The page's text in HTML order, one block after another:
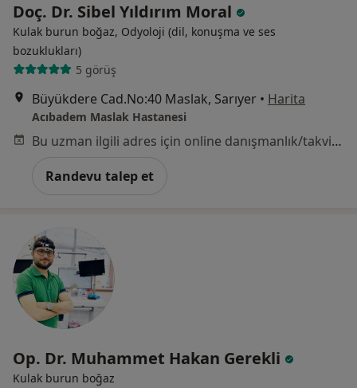
Doç. Dr. Sibel Yıldırım Moral
Kulak burun boğaz, Odyoloji (dil, konuşma ve ses
bozuklukları)
5 görüş
Büyükdere Cad.No:40 Maslak, Sarıyer • Harita
Acıbadem Maslak Hastanesi
Bu uzman ilgili adres için online danışmanlık/takvim sunmuyor.
Randevu talep et
Op. Dr. Muhammet Hakan Gerekli
Kulak burun boğaz